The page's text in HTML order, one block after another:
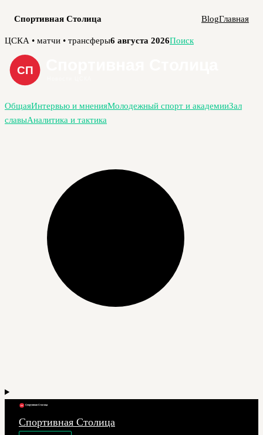
Спортивная Столица BlogГлавная
Перейти
содержимому
ЦСКА • матчи • трансферы6 августа 2026Поиск
ОбщаяИнтервью и мненияМолодежный спорт и академииЗал
славыАналитика и тактика
Спортивная Столица